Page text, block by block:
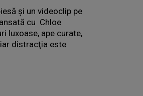
şi un videoclip pe
cu Chloe
luxoase, ape curate,
distracţia este